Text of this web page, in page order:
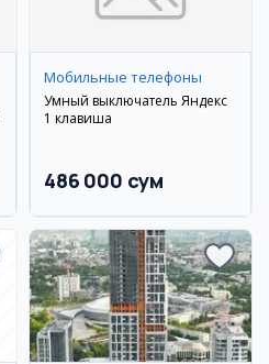
Мобильные телефоны
Умный выключатель Яндекс
1 клавиша
486 000 сум